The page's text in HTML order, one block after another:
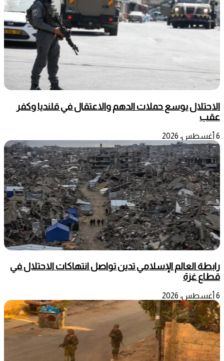
الاحتلال يوسع حملات الدهم والاعتقال في قلنديا وكفر
عقب
6 أغسطس، 2026
رابطة العالم الإسلامي تدين تواصل انتهاكات الاحتلال في
قطاع غزة
6 أغسطس، 2026